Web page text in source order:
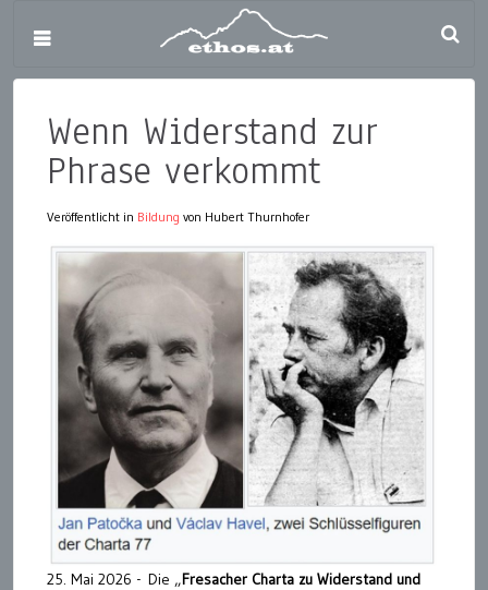
Wenn Widerstand zur
Phrase verkommt
Veröffentlicht in Bildung von Hubert Thurnhofer
25. Mai 2026 - Die „Fresacher Charta zu Widerstand und